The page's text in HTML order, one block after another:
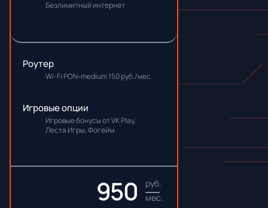
Безлимитный интернет
Роутер
Wi-Fi PON-medium 150 руб./мес.
Игровые опции
Игровые бонусы от VK Play,
Леста Игры, Фогейм
950
руб.
мес.